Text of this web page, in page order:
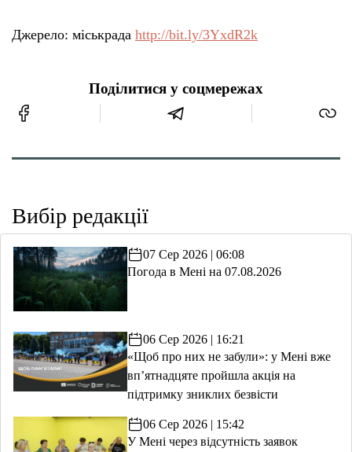
Джерело: міськрада http://bit.ly/3YxdR2k
Поділитися у соцмережах
Вибір редакції
07 Сер 2026 | 06:08
Погода в Мені на 07.08.2026
06 Сер 2026 | 16:21
«Щоб про них не забули»: у Мені вже
вп’ятнадцяте пройшла акція на
підтримку зниклих безвісти
06 Сер 2026 | 15:42
У Мені через відсутність заявок